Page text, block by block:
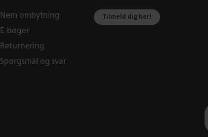
Nem ombytning
E-bøger
Returnering
Spørgsmål og svar
Tilmeld dig her!